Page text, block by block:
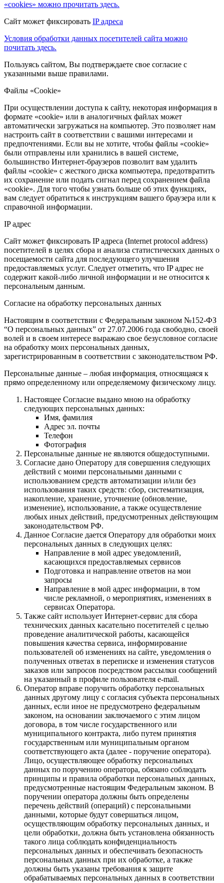
«cookies» можно прочитать здесь.
Сайт может фиксировать IP адреса
Условия обработки данных посетителей сайта можно
почитать здесь.
Пользуясь сайтом, Вы подтверждаете свое согласие с
указанными выше правилами.
Файлы «Cookie»
При осуществлении доступа к сайту, некоторая информация в
формате «cookie» или в аналогичных файлах может
автоматически загружаться на компьютер. Это позволяет нам
настроить сайт в соответствии с вашими интересами и
предпочтениями. Если вы не хотите, чтобы файлы «cookie»
были отправлены или хранились в вашей системе,
большинство Интернет-браузеров позволит вам удалить
файлы «cookie» с жесткого диска компьютера, предотвратить
их сохранение или подать сигнал перед сохранением файла
«cookie». Для того чтобы узнать больше об этих функциях,
вам следует обратиться к инструкциям вашего браузера или к
справочной информации.
IP адрес
Сайт может фиксировать IP адреса (Internet protocol address)
посетителей в целях сбора и анализа статистических данных о
посещаемости сайта для последующего улучшения
предоставляемых услуг. Следует отметить, что IP адрес не
содержит какой-либо личной информации и не относится к
персональным данным.
Согласие на обработку персональных данных
Настоящим в соответствии с Федеральным законом №152-ФЗ
“О персональных данных” от 27.07.2006 года свободно, своей
волей и в своем интересе выражаю свое безусловное согласие
на обработку моих персональных данных,
зарегистрированным в соответствии с законодательством РФ.
Персональные данные – любая информация, относящаяся к
прямо определенному или определяемому физическому лицу.
Настоящее Согласие выдано мною на обработку
следующих персональных данных:
Имя, фамилия
Адрес эл. почты
Телефон
Фотография
Персональные данные не являются общедоступными.
Согласие дано Оператору для совершения следующих
действий с моими персональными данными с
использованием средств автоматизации и/или без
использования таких средств: сбор, систематизация,
накопление, хранение, уточнение (обновление,
изменение), использование, а также осуществление
любых иных действий, предусмотренных действующим
законодательством РФ.
Данное Согласие дается Оператору для обработки моих
персональных данных в следующих целях:
Направление в мой адрес уведомлений,
касающихся предоставляемых сервисов
Подготовка и направление ответов на мои
запросы
Направление в мой адрес информации, в том
числе рекламной, о мероприятиях, изменениях в
сервисах Оператора.
Также сайт использует Интернет-сервис для сбора
технических данных касательно посетителей с целью
проведение аналитической работы, касающейся
повышения качества сервиса, информирование
пользователей об изменениях на сайте, уведомления о
полученных ответах в переписке и изменения статусов
заказов или запросов посредством рассылки сообщений
на указанный в профиле пользователя e-mail.
Оператор вправе поручить обработку персональных
данных другому лицу с согласия субъекта персональных
данных, если иное не предусмотрено федеральным
законом, на основании заключаемого с этим лицом
договора, в том числе государственного или
муниципального контракта, либо путем принятия
государственным или муниципальным органом
соответствующего акта (далее - поручение оператора).
Лицо, осуществляющее обработку персональных
данных по поручению оператора, обязано соблюдать
принципы и правила обработки персональных данных,
предусмотренные настоящим Федеральным законом. В
поручении оператора должны быть определены
перечень действий (операций) с персональными
данными, которые будут совершаться лицом,
осуществляющим обработку персональных данных, и
цели обработки, должна быть установлена обязанность
такого лица соблюдать конфиденциальность
персональных данных и обеспечивать безопасность
персональных данных при их обработке, а также
должны быть указаны требования к защите
обрабатываемых персональных данных в соответствии